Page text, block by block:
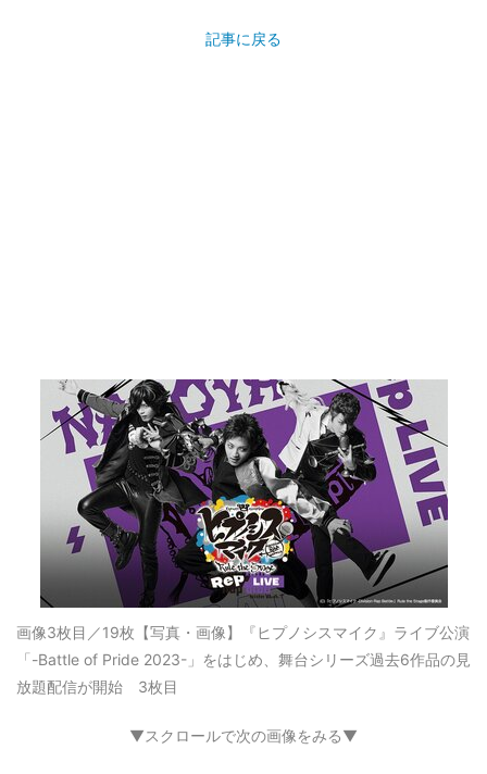
記事に戻る
画像3枚目／19枚 【写真・画像】『ヒプノシスマイク』ライブ公演
「-Battle of Pride 2023-」をはじめ、舞台シリーズ過去6作品の見
放題配信が開始 3枚目
▼スクロールで次の画像をみる▼